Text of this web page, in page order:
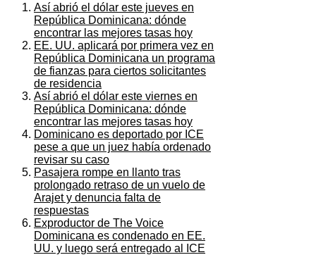
Así abrió el dólar este jueves en
República Dominicana: dónde
encontrar las mejores tasas hoy
EE. UU. aplicará por primera vez en
República Dominicana un programa
de fianzas para ciertos solicitantes
de residencia
Así abrió el dólar este viernes en
República Dominicana: dónde
encontrar las mejores tasas hoy
Dominicano es deportado por ICE
pese a que un juez había ordenado
revisar su caso
Pasajera rompe en llanto tras
prolongado retraso de un vuelo de
Arajet y denuncia falta de
respuestas
Exproductor de The Voice
Dominicana es condenado en EE.
UU. y luego será entregado al ICE